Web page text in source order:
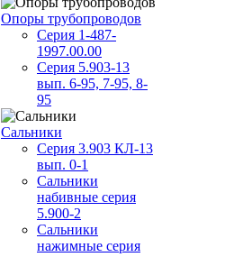
Опоры трубопроводов
Серия 1-487-
1997.00.00
Серия 5.903-13
вып. 6-95, 7-95, 8-
95
Сальники
Серия 3.903 КЛ-13
вып. 0-1
Сальники
набивные серия
5.900-2
Сальники
нажимные серия